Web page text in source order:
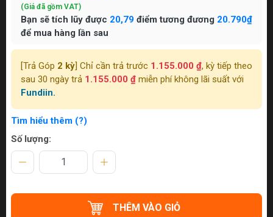
(Giá đã gồm VAT)
Bạn sẽ tích lũy được 20,79 điểm tương đương 20.790₫
để mua hàng lần sau
[Trả Góp 2 kỳ ] Chỉ cần trả trước 1.155.000 ₫, kỳ tiếp theo
sau 30 ngày trả 1.155.000 ₫ miễn phí không lãi suất với
Fundiin.
Tìm hiểu thêm (?)
Số lượng:
THÊM VÀO GIỎ